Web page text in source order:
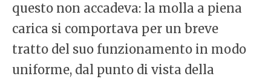
questo non accadeva: la molla a piena
carica si comportava per un breve
tratto del suo funzionamento in modo
uniforme, dal punto di vista della